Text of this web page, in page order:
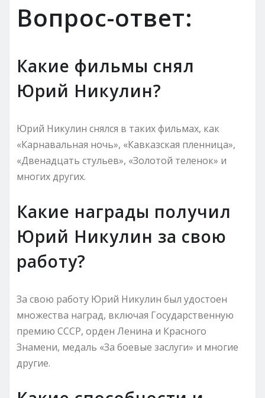
Вопрос-ответ:
Какие фильмы снял
Юрий Никулин?
Юрий Никулин снялся в таких фильмах, как
«Карнавальная ночь», «Кавказская пленница»,
«Двенадцать стульев», «Золотой теленок» и
многих других.
Какие награды получил
Юрий Никулин за свою
работу?
За свою работу Юрий Никулин был удостоен
множества наград, включая Государственную
премию СССР, орден Ленина и Красного
Знамени, медаль «За боевые заслуги» и многие
другие.